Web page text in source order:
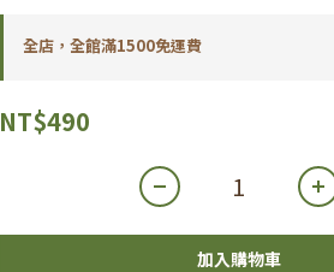
全店，全館滿1500免運費
NT$490
加入購物車